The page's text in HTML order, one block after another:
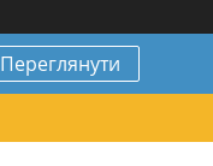
Переглянути